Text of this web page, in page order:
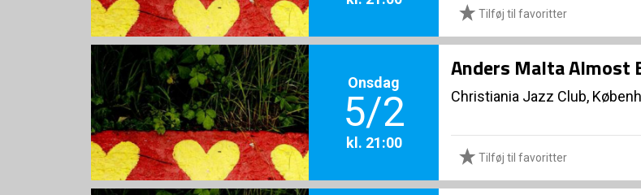
Tilføj til favoritter
Onsdag
5/2
kl. 21:00
Anders Malta Almost
Christiania Jazz Club,
Tilføj til favoritter